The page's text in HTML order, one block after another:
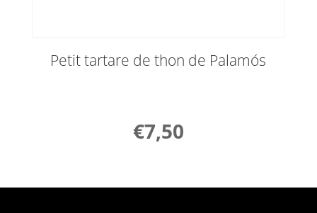
Petit tartare de thon de Palamós
€7,50